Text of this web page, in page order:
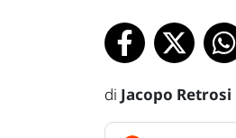
di Jacopo Retrosi